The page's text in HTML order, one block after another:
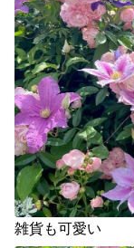
雑貨も可愛い